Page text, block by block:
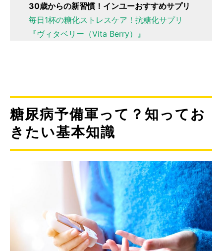
30歳からの新習慣！インユーおすすめサプリ
毎日1杯の糖化ストレスケア！抗糖化サプリ
『ヴィタベリー（Vita Berry）』
糖尿病予備軍って？知ってお
きたい基本知識